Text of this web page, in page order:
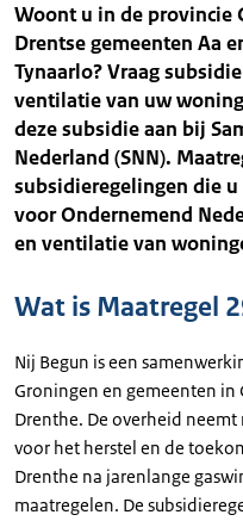
Woont u in de provincie
Drentse gemeenten Aa
Tynaarlo? Vraag
ventilatie van uw
deze subsidie aan bij
Nederland (SNN).
subsidieregelingen die
voor Ondernemend
en ventilatie van
Wat is Maatregel
Nij Begun is een
Groningen en gemeenten
Drenthe. De overheid neemt
voor het herstel en de
Drenthe na jarenlange
maatregelen. De